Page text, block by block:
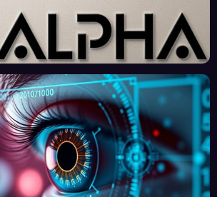
Nouv
eau
Front
contr
e le
Palud
isme
en
Afriq
ue
ains :
Enjeu
x et
Prom
esses
, au-
delà
de
Bang
ui
perts
Redé
finiss
ent
l’Effi
cacit
é de
l’IA